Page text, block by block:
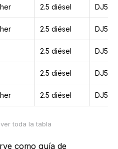
2.5 diésel DJ5T
2.5 diésel
2.5 diésel
2.5 diésel
2.5 diésel
como guía de